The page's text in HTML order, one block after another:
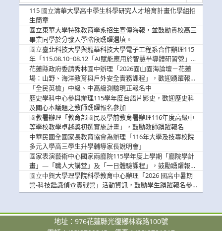
115 國立清華大學高中學生科學研究人才培育計畫化學組招
生簡章
國立東華大學特殊教育學系招生宣傳海報，並鼓勵貴校高三
畢業同學於分發入學階段踴躍選填。
國立臺北科技大學與龍華科技大學電子工程系合作辦理115
年「115.08.10~08.12「AI賦能應用於智慧半導體研習營」，
歡迎學生踴躍報名參加
花蓮縣政府委請秀林國中辦理「2026面山面海論壇－花蓮
場：山野、海洋教育與戶外安全實務課程」，歡迎踴躍報名
參加
「全民英檢」中級、中高級測驗現正報名中
歷史學科中心參與辦理115學年度台語片影史，歡迎歷史科
及關心本議題之教師踴躍報名參加
國教署辦理「教育部國民及學前教育署辦理116年度高級中
等學校教學卓越獎初選實施計畫」，鼓勵教師踴躍報名
中華民國全國家長教育協會為辦理「116年大學及技專校院
多元入學高三學生升學輔導家長說明會」
國家表演藝術中心國家兩廳院115學年度上學期「廳院學計
畫」—「職人大講堂」及「一日體驗課程」，鼓勵踴躍報名
參與。
國立中興大學理學院科學教育中心辦理「2026 國高中暑期
營-科技鑑識偵查實戰營」活動資訊，鼓勵學生踴躍報名參
加。
地址：976花蓮縣光復鄉林森路100號